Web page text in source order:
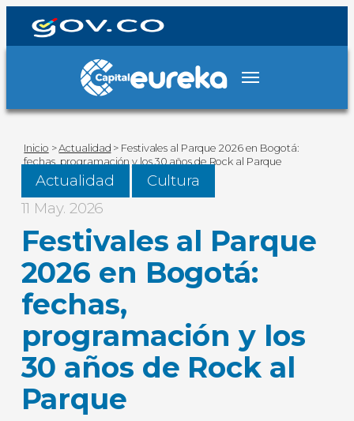
Inicio >Actualidad > Festivales al Parque 2026 en Bogotá:
fechas, programación y los 30 años de Rock al Parque
Actualidad
Cultura
11 May. 2026
Festivales al Parque
2026 en Bogotá:
fechas,
programación y los
30 años de Rock al
Parque